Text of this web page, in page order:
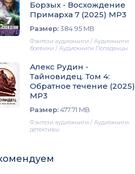
Борзых - Восхождение
Примарха 7 (2025) МР3
Размер:384.95 MB
Фэнтези аудиокниги / Аудиокниги
боевики / Аудиокниги Попаданцы
Алекс Рудин -
Тайновидец. Том 4:
Обратное течение (2025)
МР3
Размер:477.71 MB
Фэнтези аудиокниги / Аудиокниги
детективы